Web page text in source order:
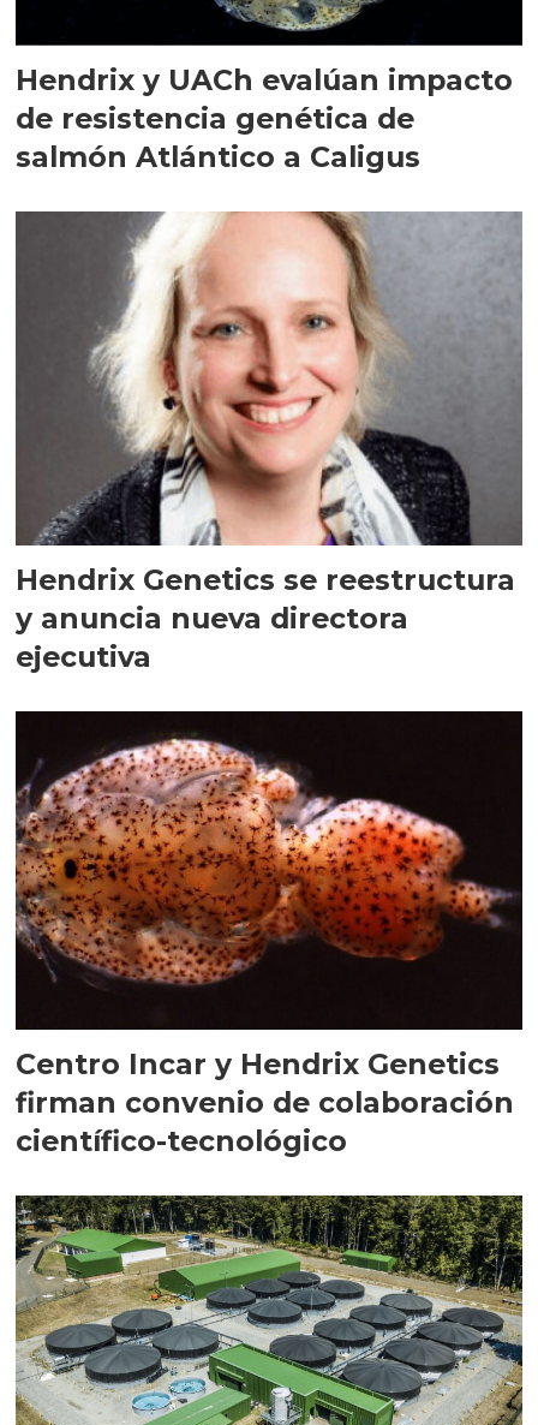
Hendrix y UACh evalúan impacto
de resistencia genética de
salmón Atlántico a Caligus
Hendrix Genetics se reestructura
y anuncia nueva directora
ejecutiva
Centro Incar y Hendrix Genetics
firman convenio de colaboración
científico-tecnológico